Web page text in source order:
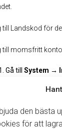
den bästa
för att
till Landskod för
till momsfritt konto.
Gå till System →
Markera Konto
kontot till högra
till export i Affärstyp.